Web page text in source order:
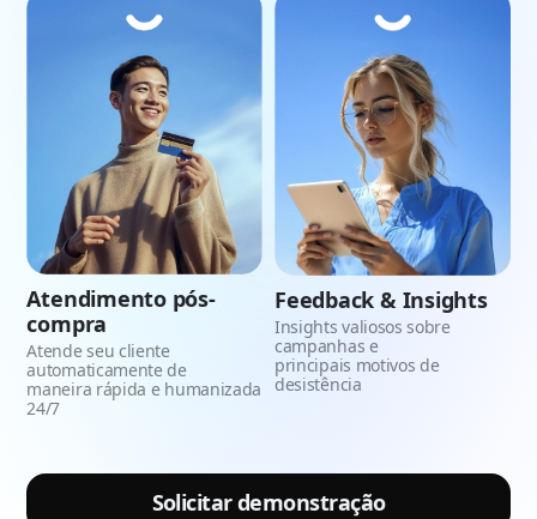
Atendimento pós-
compra
Atende seu cliente
automaticamente de
maneira rápida e humanizada
24/7
Feedback & Insights
Insights valiosos sobre
campanhas e
principais motivos de
desistência
Solicitar demonstração